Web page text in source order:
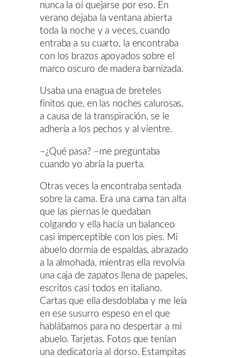
nunca la oí quejarse por eso. En
verano dejaba la ventana abierta
toda la noche y a veces, cuando
entraba a su cuarto, la encontraba
con los brazos apoyados sobre el
marco oscuro de madera barnizada.
Usaba una enagua de breteles
finitos que, en las noches calurosas,
a causa de la transpiración, se le
adhería a los pechos y al vientre.
–¿Qué pasa? –me preguntaba
cuando yo abría la puerta.
Otras veces la encontraba sentada
sobre la cama. Era una cama tan alta
que las piernas le quedaban
colgando y ella hacía un balanceo
casi imperceptible con los pies. Mi
abuelo dormía de espaldas, abrazado
a la almohada, mientras ella revolvía
una caja de zapatos llena de papeles,
escritos casi todos en italiano.
Cartas que ella desdoblaba y me leía
en ese susurro espeso en el que
hablábamos para no despertar a mi
abuelo. Tarjetas. Fotos que tenían
una dedicatoria al dorso. Estampitas